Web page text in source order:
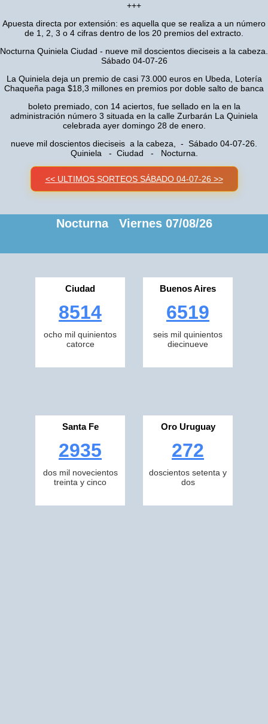
+++
Apuesta directa por extensión: es aquella que se realiza a un número
de 1, 2, 3 o 4 cifras dentro de los 20 premios del extracto.
Nocturna Quiniela Ciudad - nueve mil doscientos dieciseis a la cabeza.
Sábado 04-07-26
La Quiniela deja un premio de casi 73.000 euros en Ubeda, Lotería
Chaqueña paga $18,3 millones en premios por doble salto de banca
boleto premiado, con 14 aciertos, fue sellado en la en la
administración número 3 situada en la calle Zurbarán La Quiniela
celebrada ayer domingo 28 de enero.
nueve mil doscientos dieciseis a la cabeza, - Sábado 04-07-26.
Quiniela - Ciudad - Nocturna.
<< ULTIMOS SORTEOS SÁBADO 04-07-26 >>
Nocturna Viernes 07/08/26
Ciudad
8514
ocho mil quinientos
catorce
Buenos Aires
6519
seis mil quinientos
diecinueve
Santa Fe
2935
dos mil novecientos
treinta y cinco
Oro Uruguay
272
doscientos setenta y
dos